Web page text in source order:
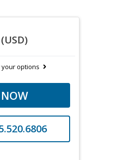
(USD)
your options